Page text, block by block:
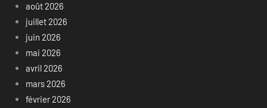
août 2026
juillet 2026
juin 2026
mai 2026
avril 2026
mars 2026
février 2026